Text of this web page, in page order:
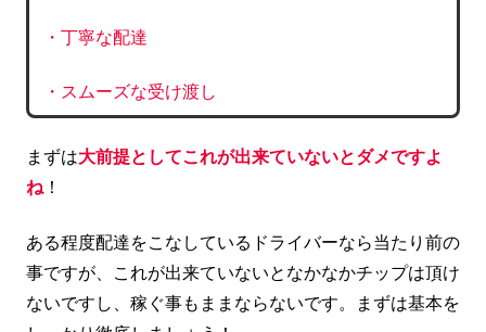
・丁寧な配達
・スムーズな受け渡し
まずは大前提としてこれが出来ていないとダメですよ
ね ！
ある程度配達をこなしているドライバーなら当たり前の
事ですが、これが出来ていないとなかなかチップは頂け
ないですし、稼ぐ事もままならないです。まずは基本を